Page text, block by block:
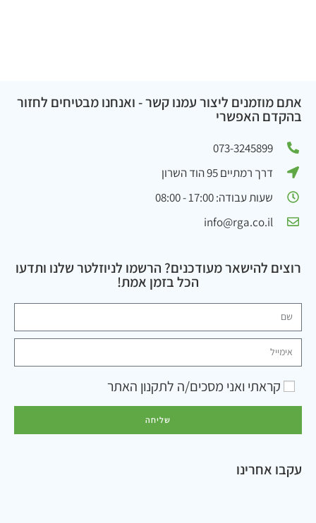
אתם מוזמנים ליצור עמנו קשר - ואנחנו מבטיחים לחזור
בהקדם האפשרי
073-3245899
דרך רמתיים 95 הוד השרון
שעות עבודה: 17:00 - 08:00
info@rga.co.il
רוצים להישאר מעודכנים? הרשמו לניוזלטר שלנו ותדעו
הכל בזמן אמת!
קראתי ואני מסכים/ה לתקנון האתר
שליחה
עקבו אחרינו